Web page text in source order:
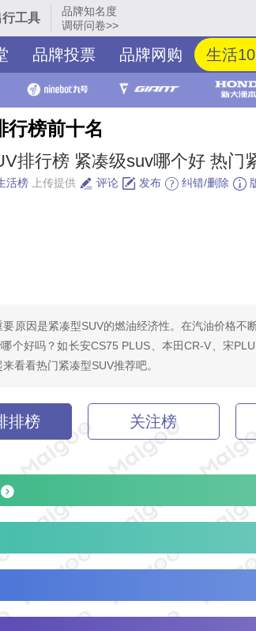
行工具
品牌知名度
调研问卷>>
品牌投票 品牌网购 生活
行榜前十名
排行榜 紧凑级suv哪个好 热门
活榜 上传提供 评论 发布 纠错/删除
原因是紧凑型SUV的燃油经济性。在汽油价格不
个好吗？如长安CS75 PLUS、本田CR-V、宋
看看热门紧凑型SUV推荐吧。
排榜 关注榜